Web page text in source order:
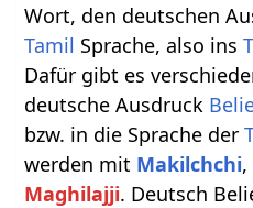
Wort, den deutschen
Tamil Sprache, also ins
Dafür gibt es
deutsche Ausdruck
bzw. in die Sprache der
werden mit Makilchchi
Maghilajji. Deutsch